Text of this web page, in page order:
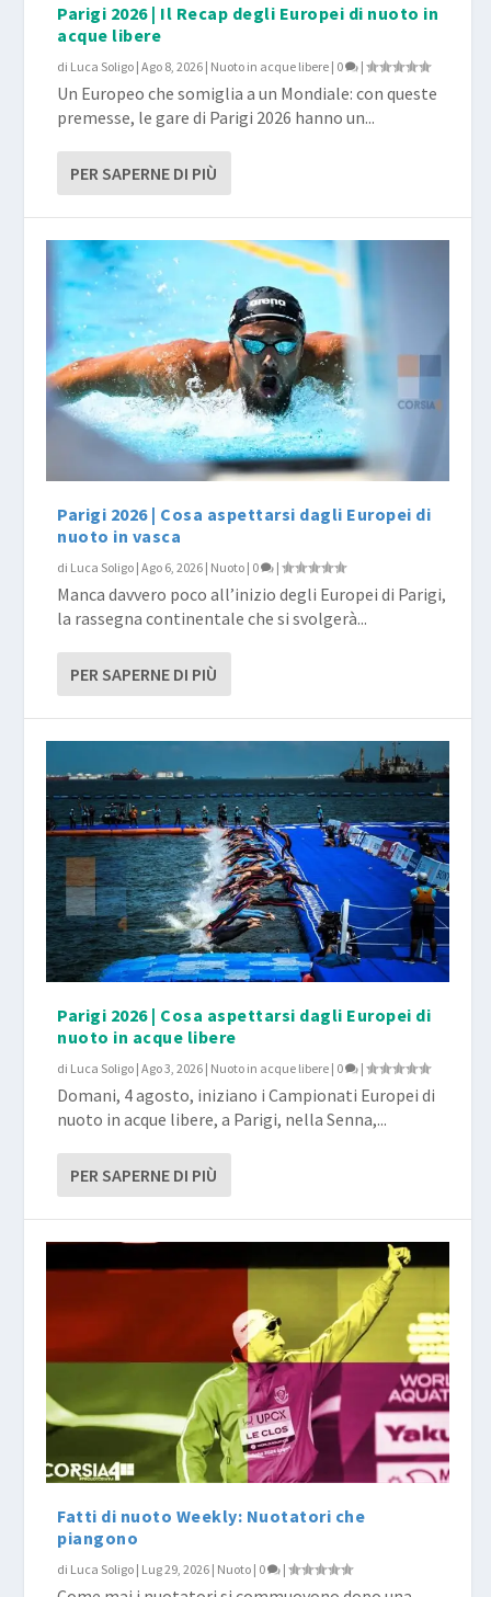
Parigi 2026 | Il Recap degli Europei di nuoto in
acque libere
di Luca Soligo |Ago 8, 2026 | Nuoto in acque libere | 0 |
Un Europeo che somiglia a un Mondiale: con queste
premesse, le gare di Parigi 2026 hanno un...
PER SAPERNE DI PIÙ
Parigi 2026 | Cosa aspettarsi dagli Europei di
nuoto in vasca
di Luca Soligo |Ago 6, 2026 | Nuoto | 0 |
Manca davvero poco all’inizio degli Europei di Parigi,
la rassegna continentale che si svolgerà...
PER SAPERNE DI PIÙ
Parigi 2026 | Cosa aspettarsi dagli Europei di
nuoto in acque libere
di Luca Soligo |Ago 3, 2026 | Nuoto in acque libere | 0 |
Domani, 4 agosto, iniziano i Campionati Europei di
nuoto in acque libere, a Parigi, nella Senna,...
PER SAPERNE DI PIÙ
Fatti di nuoto Weekly: Nuotatori che
piangono
di Luca Soligo | Lug 29, 2026 | Nuoto | 0 |